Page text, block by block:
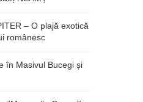
– O plajă exotică
românesc
în Masivul Bucegi și